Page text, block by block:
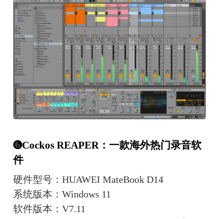
➏Cockos REAPER：一款海外热门录音软
件
硬件型号：HUAWEI MateBook D14
系统版本：Windows 11
软件版本：V7.11